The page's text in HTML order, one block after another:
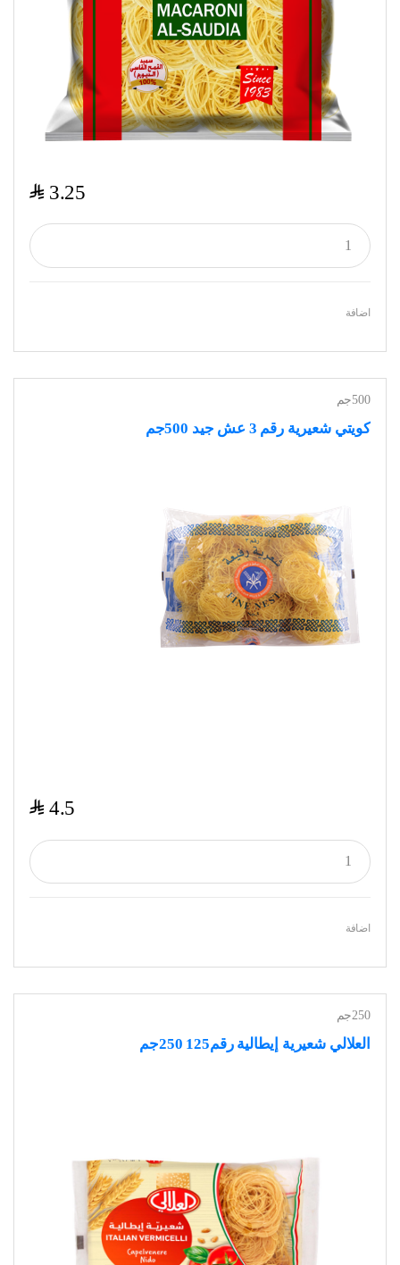
3.25
$
اضافة
500جم
كويتي شعيرية رقم 3 عش جيد 500جم
4.5
$
اضافة
250جم
العلالي شعيرية إيطالية رقم125 250جم